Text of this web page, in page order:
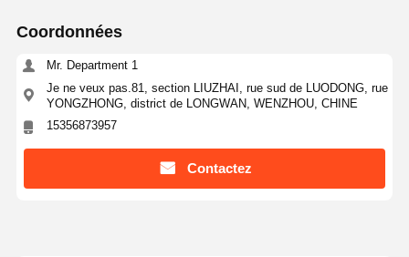
Coordonnées
Mr. Department 1
Je ne veux pas.81, section LIUZHAI, rue sud de LUODONG, rue
YONGZHONG, district de LONGWAN, WENZHOU, CHINE
15356873957
Contactez